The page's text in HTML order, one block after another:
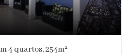
4 quartos, 254m²